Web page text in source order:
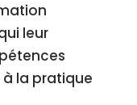
leur
la pratique